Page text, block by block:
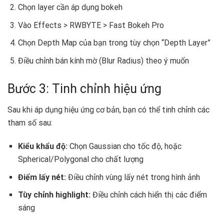
Chọn layer cần áp dụng bokeh
Vào Effects > RWBYTE > Fast Bokeh Pro
Chọn Depth Map của bạn trong tùy chọn “Depth Layer”
Điều chỉnh bán kính mờ (Blur Radius) theo ý muốn
Bước 3: Tinh chỉnh hiệu ứng
Sau khi áp dụng hiệu ứng cơ bản, bạn có thể tinh chỉnh các
tham số sau:
Kiểu khẩu độ:Chọn Gaussian cho tốc độ, hoặc
Spherical/Polygonal cho chất lượng
Điểm lấy nét: Điều chỉnh vùng lấy nét trong hình ảnh
Tùy chỉnh highlight:Điều chỉnh cách hiển thị các điểm
sáng